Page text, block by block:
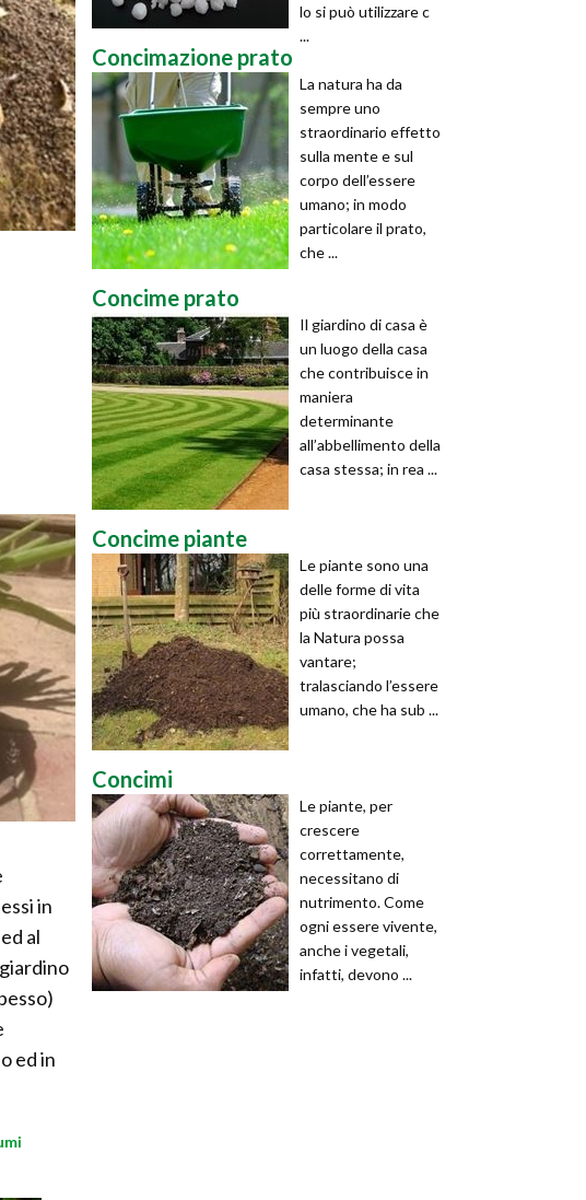
in
al
ed in
lo si può utilizzare c
...
Concimazione prato
La natura ha da
sempre uno
straordinario effetto
sulla mente e sul
corpo dell’essere
umano; in modo
particolare il prato,
che ...
Concime prato
Il giardino di casa è
un luogo della casa
che contribuisce in
maniera
determinante
all’abbellimento della
casa stessa; in rea ...
Concime piante
Le piante sono una
delle forme di vita
più straordinarie che
la Natura possa
vantare;
tralasciando l’essere
umano, che ha sub ...
Concimi
Le piante, per
crescere
correttamente,
necessitano di
nutrimento. Come
ogni essere vivente,
anche i vegetali,
infatti, devono ...